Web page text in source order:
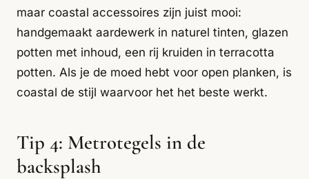
maar coastal accessoires zijn juist mooi:
handgemaakt aardewerk in naturel tinten, glazen
potten met inhoud, een rij kruiden in terracotta
potten. Als je de moed hebt voor open planken, is
coastal de stijl waarvoor het het beste werkt.
Tip 4: Metrotegels in de
backsplash